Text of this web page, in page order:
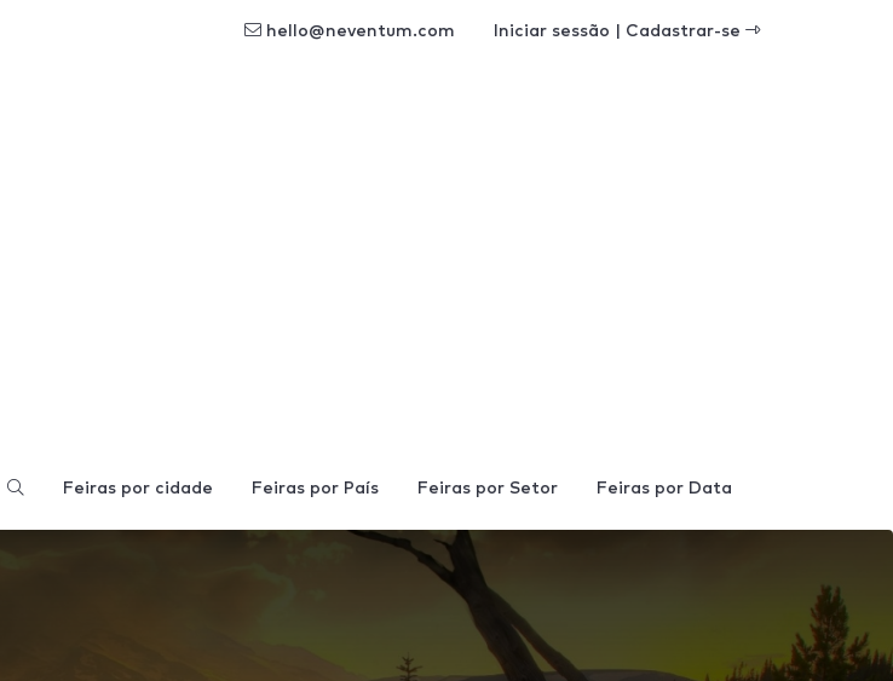
hello@neventum.com Iniciar sessão | Cadastrar-se
Feiras por cidade Feiras por País Feiras por Setor Feiras por Data